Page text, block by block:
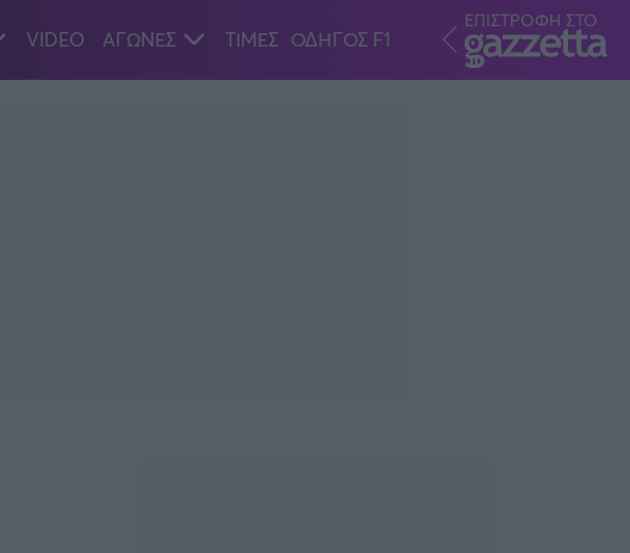
VIDEO ΑΓΩΝΕΣ ΤΙΜΕΣ ΟΔΗΓΟΣ F1
ΕΠΙΣΤΡΟΦΗ ΣΤΟ